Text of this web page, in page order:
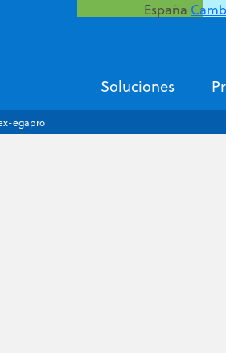
España
Soluciones
egapro